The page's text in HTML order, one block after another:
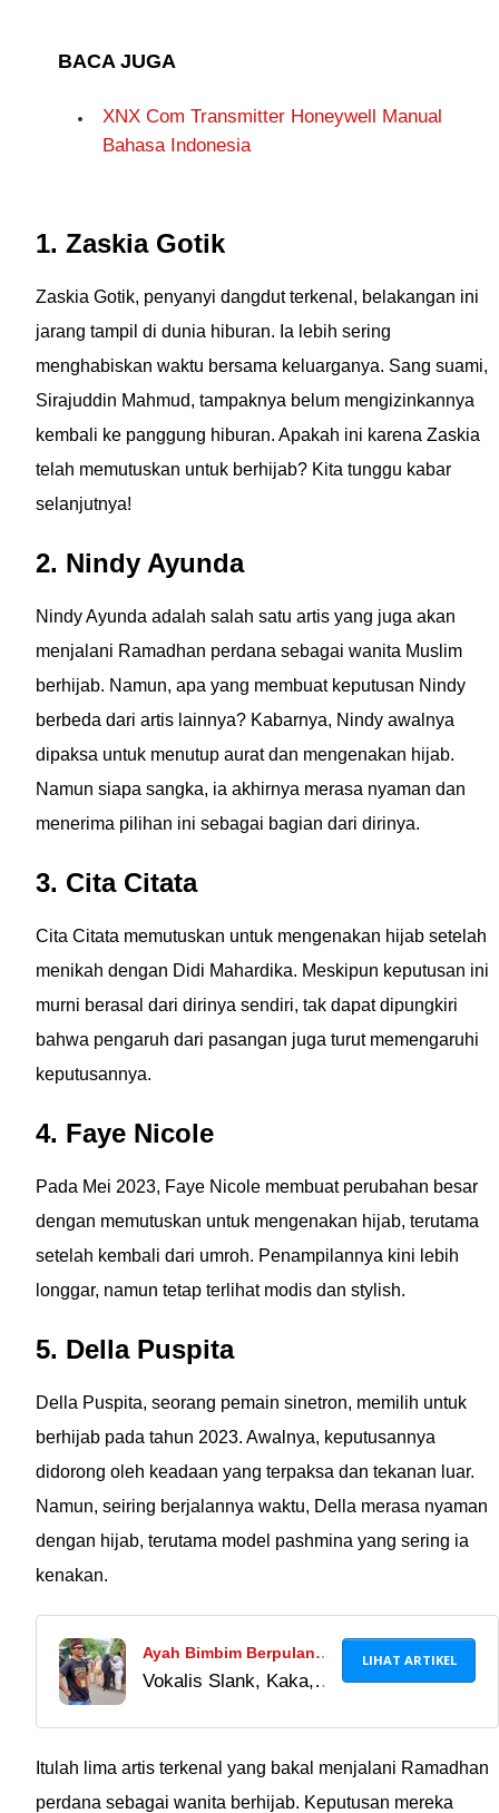
BACA JUGA
XNX Com Transmitter Honeywell Manual
Bahasa Indonesia
1. Zaskia Gotik
Zaskia Gotik, penyanyi dangdut terkenal, belakangan ini
jarang tampil di dunia hiburan. Ia lebih sering
menghabiskan waktu bersama keluarganya. Sang suami,
Sirajuddin Mahmud, tampaknya belum mengizinkannya
kembali ke panggung hiburan. Apakah ini karena Zaskia
telah memutuskan untuk berhijab? Kita tunggu kabar
selanjutnya!
2. Nindy Ayunda
Nindy Ayunda adalah salah satu artis yang juga akan
menjalani Ramadhan perdana sebagai wanita Muslim
berhijab. Namun, apa yang membuat keputusan Nindy
berbeda dari artis lainnya? Kabarnya, Nindy awalnya
dipaksa untuk menutup aurat dan mengenakan hijab.
Namun siapa sangka, ia akhirnya merasa nyaman dan
menerima pilihan ini sebagai bagian dari dirinya.
3. Cita Citata
Cita Citata memutuskan untuk mengenakan hijab setelah
menikah dengan Didi Mahardika. Meskipun keputusan ini
murni berasal dari dirinya sendiri, tak dapat dipungkiri
bahwa pengaruh dari pasangan juga turut memengaruhi
keputusannya.
4. Faye Nicole
Pada Mei 2023, Faye Nicole membuat perubahan besar
dengan memutuskan untuk mengenakan hijab, terutama
setelah kembali dari umroh. Penampilannya kini lebih
longgar, namun tetap terlihat modis dan stylish.
5. Della Puspita
Della Puspita, seorang pemain sinetron, memilih untuk
berhijab pada tahun 2023. Awalnya, keputusannya
didorong oleh keadaan yang terpaksa dan tekanan luar.
Namun, seiring berjalannya waktu, Della merasa nyaman
dengan hijab, terutama model pashmina yang sering ia
kenakan.
Ayah Bimbim Berpulang,
Kaka Slank Ikut
Kasih Dengar Lagu
Vokalis Slank, Kaka,
Soemarno, ayah
sahabatnya, Bimo
LIHAT ARTIKEL
Itulah lima artis terkenal yang bakal menjalani Ramadhan
perdana sebagai wanita berhijab. Keputusan mereka